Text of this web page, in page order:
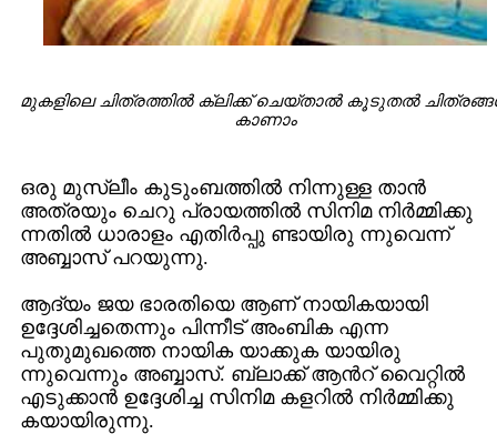
മുകളിലെ ചിത്രത്തില്‍ ക്ലിക്ക് ചെയ്താല്‍ കൂടുതല്‍
കാണാം
ഒരു മുസ്ലീം കുടുംബത്തില്‍ നിന്നുള്ള താന്‍
അത്രയും ചെറു പ്രായത്തില്‍ സിനിമ നിര്‍മ്മിക്കു
ന്നതില്‍ ധാരാളം എതിര്‍പ്പു ണ്ടായിരു ന്നുവെന്ന്
അബ്ബാസ് പറയുന്നു.
ആദ്യം ജയ ഭാരതിയെ ആണ് നായികയായി
ഉദ്ദേശിച്ചതെന്നും പിന്നീട് അംബിക എന്ന
പുതുമുഖത്തെ നായിക യാക്കുക യായിരു
ന്നുവെന്നും അബ്ബാസ്. ബ്ലാക്ക് ആന്‍റ് വൈറ്റില്‍
എടുക്കാന്‍ ഉദ്ദേശിച്ച സിനിമ കളറില്‍ നിര്‍മ്മിക്കു
കയായിരുന്നു.